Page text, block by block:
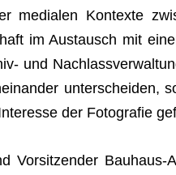
media­len Kon­texte
im Aus­tausch mit
und
unter­schei­den,
der Foto­gra­fie
Vor­sit­zen­der Bau­haus-